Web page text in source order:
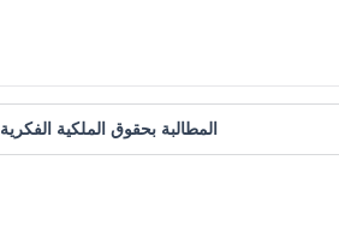
المطالبة بحقوق الملكية الفكرية